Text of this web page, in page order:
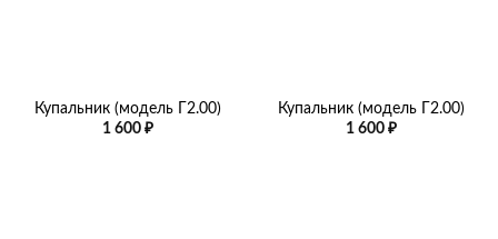
Купальник (модель Г2.00)
1 600 ₽
Купальник (модель Г2.00)
1 600 ₽